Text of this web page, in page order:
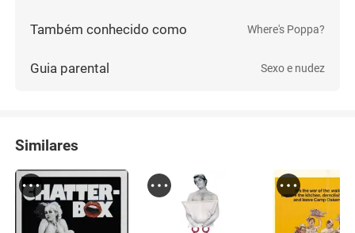
Também conhecido como Where's Poppa?
Guia parental Sexo e nudez
Similares